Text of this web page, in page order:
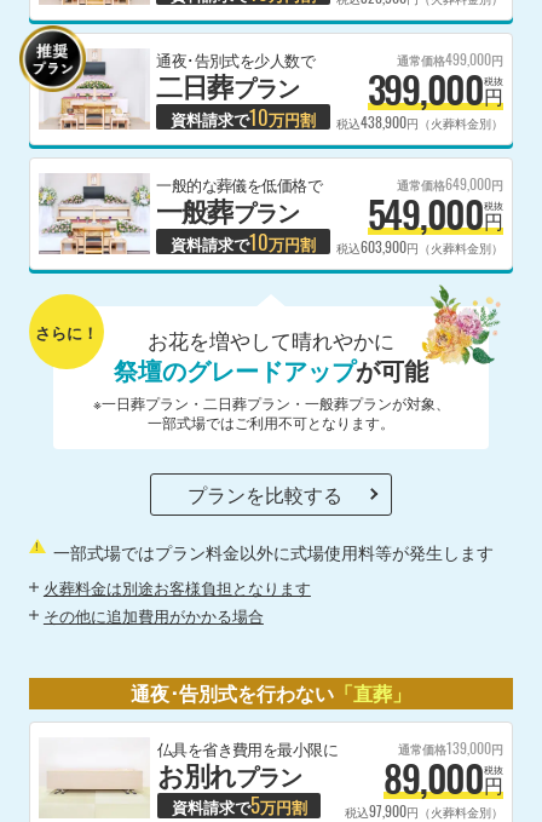
通夜･告別式を少人数で
二日葬プラン
資料請求で10万円割
通常価格499,000円
399,000円
税抜
税込438,900円（火葬料金別）
一般的な葬儀を低価格で
一般葬プラン
資料請求で10万円割
通常価格649,000円
549,000円
税抜
税込603,900円（火葬料金別）
さらに！ お花を増やして晴れやかに
祭壇のグレードアップが可能
※一日葬プラン・二日葬プラン・一般葬プランが対象、
一部式場ではご利用不可となります。
プランを比較する
一部式場ではプラン料金以外に式場使用料等が発生します
火葬料金は別途お客様負担となります
その他に追加費用がかかる場合
通夜･告別式を行わない 「直葬」
仏具を省き費用を最小限に
お別れプラン
資料請求で5万円割
通常価格139,000円
89,000円
税抜
税込97,900円（火葬料金別）